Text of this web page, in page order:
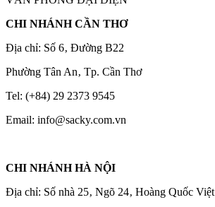
CHI NHÁNH CẦN THƠ
Địa chỉ: Số 6‚ Đường B22
Phường Tân An‚ Tp. Cần Thơ
Tel: (+84) 29 2373 9545
Email: info@sacky.com.vn
CHI NHÁNH HÀ NỘI
Địa chỉ: Số nhà 25‚ Ngõ 24‚ Hoàng Quốc Việt